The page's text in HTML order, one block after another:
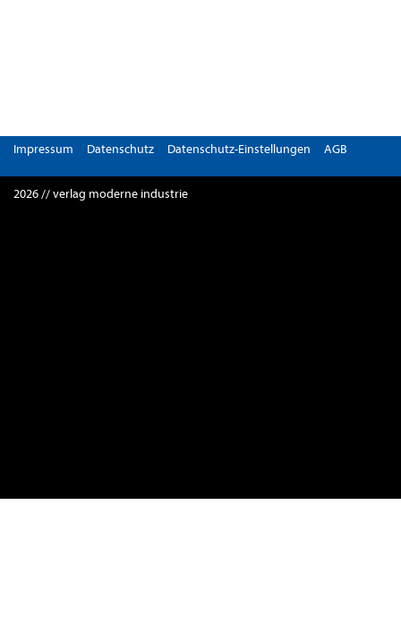
Impressum Datenschutz Datenschutz-Einstellungen AGB
2026 // verlag moderne industrie